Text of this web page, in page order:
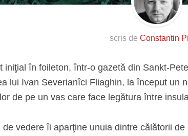
scris de Constantin
iniţial în foileton, într-o gazetă din Sankt-
lui Ivan Severianîci Fliaghin, la început un
de pe un vas care face legătura între
de vedere îi aparţine unuia dintre călătorii